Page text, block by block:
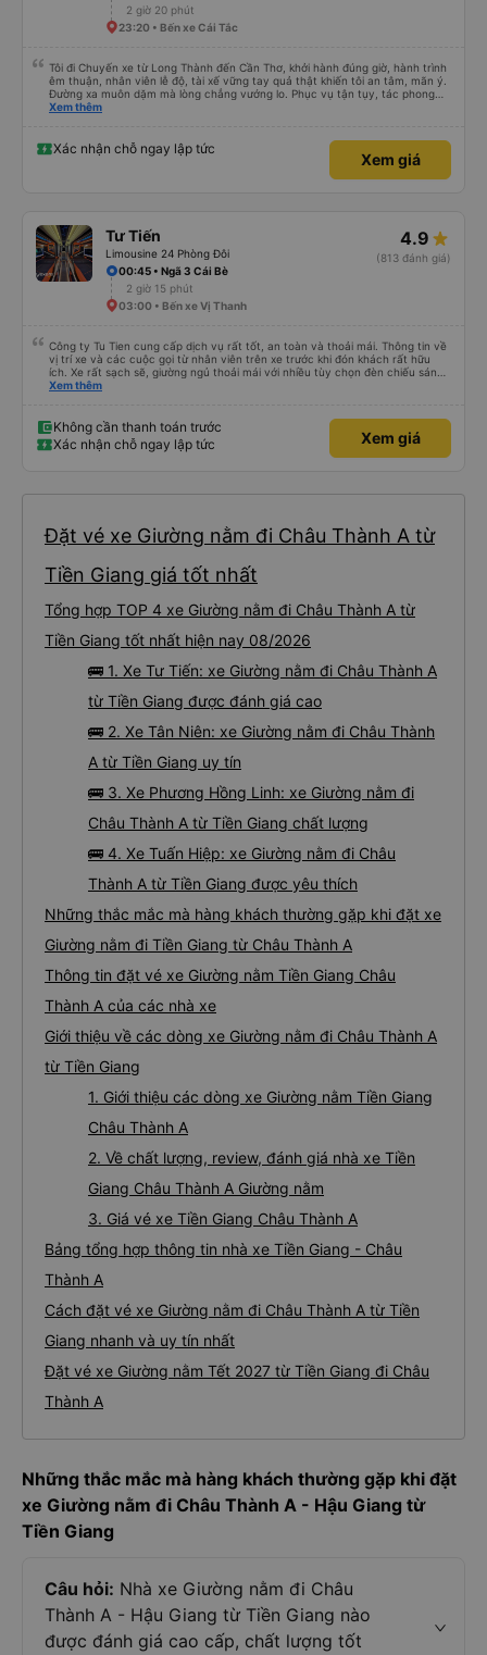
2 giờ 20 phút
23:20 • Bến xe Cái Tắc
Tôi đi Chuyến xe từ Long Thành đến Cần Thơ, khởi hành đúng giờ, hành trình
êm thuận, nhân viên lễ độ, tài xế vững tay quả thật khiến tôi an tâm, mãn ý.
Đường xa muôn dặm mà lòng chẳng vướng lo. Phục vụ tận tụy, tác phong
nghiêm cẩn, hiếm thấy giữa thời buổi kim tiền vội vã. Xã hội loạn đạo. Xin gửi
Xem thêm
Xác nhận chỗ ngay lập tức
Xem giá
Tư Tiến
Limousine 24 Phòng Đôi
4.9
(813 đánh giá)
00:45 • Ngã 3 Cái Bè
2 giờ 15 phút
03:00 • Bến xe Vị Thanh
Công ty Tu Tien cung cấp dịch vụ rất tốt, an toàn và thoải mái. Thông tin về
vị trí xe và các cuộc gọi từ nhân viên trên xe trước khi đón khách rất hữu
ích. Xe rất sạch sẽ, giường ngủ thoải mái với nhiều tùy chọn đèn chiếu sáng
và cổng USB được đặt ở vị trí thuận tiện. Nhân viên rất lịch sự và xe đến
Xem thêm
Không cần thanh toán trước
Xác nhận chỗ ngay lập tức
Xem giá
Đặt vé xe Giường nằm đi Châu Thành A từ
Tiền Giang giá tốt nhất
Tổng hợp TOP 4 xe Giường nằm đi Châu Thành A từ
Tiền Giang tốt nhất hiện nay 08/2026
🚌 1. Xe Tư Tiến: xe Giường nằm đi Châu Thành A
từ Tiền Giang được đánh giá cao
🚌 2. Xe Tân Niên: xe Giường nằm đi Châu Thành
A từ Tiền Giang uy tín
🚌 3. Xe Phương Hồng Linh: xe Giường nằm đi
Châu Thành A từ Tiền Giang chất lượng
🚌 4. Xe Tuấn Hiệp: xe Giường nằm đi Châu
Thành A từ Tiền Giang được yêu thích
Những thắc mắc mà hàng khách thường gặp khi đặt xe
Giường nằm đi Tiền Giang từ Châu Thành A
Thông tin đặt vé xe Giường nằm Tiền Giang Châu
Thành A của các nhà xe
Giới thiệu về các dòng xe Giường nằm đi Châu Thành A
từ Tiền Giang
1. Giới thiệu các dòng xe Giường nằm Tiền Giang
Châu Thành A
2. Về chất lượng, review, đánh giá nhà xe Tiền
Giang Châu Thành A Giường nằm
3. Giá vé xe Tiền Giang Châu Thành A
Bảng tổng hợp thông tin nhà xe Tiền Giang - Châu
Thành A
Cách đặt vé xe Giường nằm đi Châu Thành A từ Tiền
Giang nhanh và uy tín nhất
Đặt vé xe Giường nằm Tết 2027 từ Tiền Giang đi Châu
Thành A
Những thắc mắc mà hàng khách thường gặp khi đặt
xe Giường nằm đi Châu Thành A - Hậu Giang từ
Tiền Giang
Câu hỏi: Nhà xe Giường nằm đi Châu
Thành A - Hậu Giang từ Tiền Giang nào
được đánh giá cao cấp, chất lượng tốt